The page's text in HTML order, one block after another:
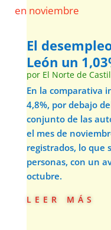
El
León un
por El Norte de
En la comparativa
4,8%, por debajo
conjunto de las
el mes de
registrados, lo que
personas, con un
octubre.
leer más